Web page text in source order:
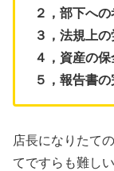
２，部下へ
３，法規上
４，資産の
５，報告書
店長になりたて
てですらも難しい